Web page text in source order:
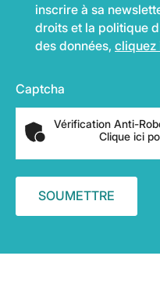
inscrire à sa
droits et la politique
des données, cliquez
Captcha
Vérification Anti-
Clique ici